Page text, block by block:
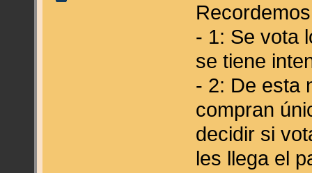
- 1: Se vota
se tiene
- 2: De esta
compran
decidir si
les llega el